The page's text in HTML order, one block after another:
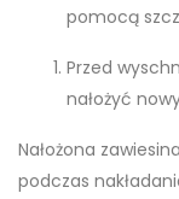
pomocą
Przed
nałożyć
Nałożona
podczas